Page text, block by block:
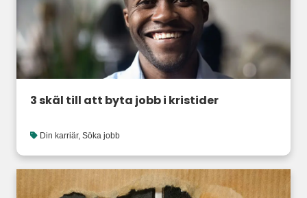
3 skäl till att byta jobb i kristider
Din karriär, Söka jobb